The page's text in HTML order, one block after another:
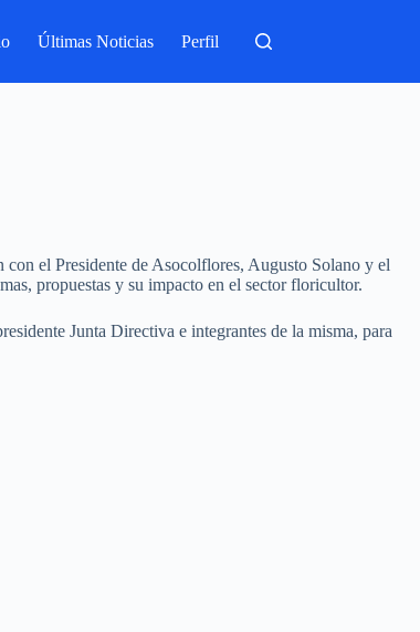
Últimas Noticias Perfil
el Presidente de Asocolflores, Augusto Solano y el
propuestas y su impacto en el sector floricultor.
Junta Directiva e integrantes de la misma, para